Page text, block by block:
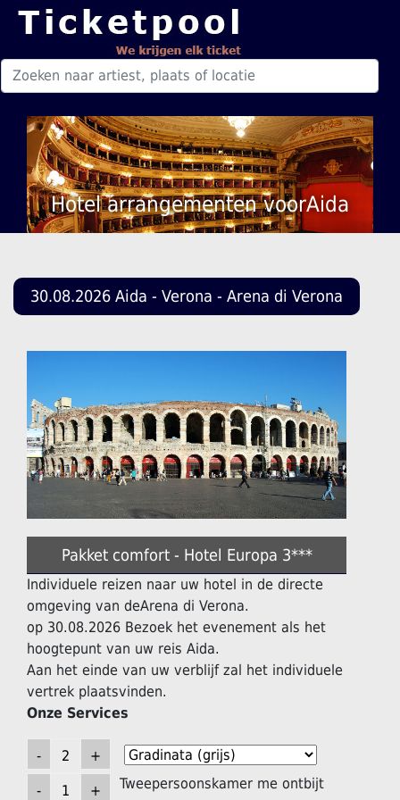
Hotel arrangementen voorAida
30.08.2026 Aida - Verona - Arena di Verona
Pakket comfort - Hotel Europa 3***
Individuele reizen naar uw hotel in de directe
omgeving van deArena di Verona.
op 30.08.2026 Bezoek het evenement als het
hoogtepunt van uw reis Aida.
Aan het einde van uw verblijf zal het individuele
vertrek plaatsvinden.
Onze Services
Tweepersoonskamer me ontbijt